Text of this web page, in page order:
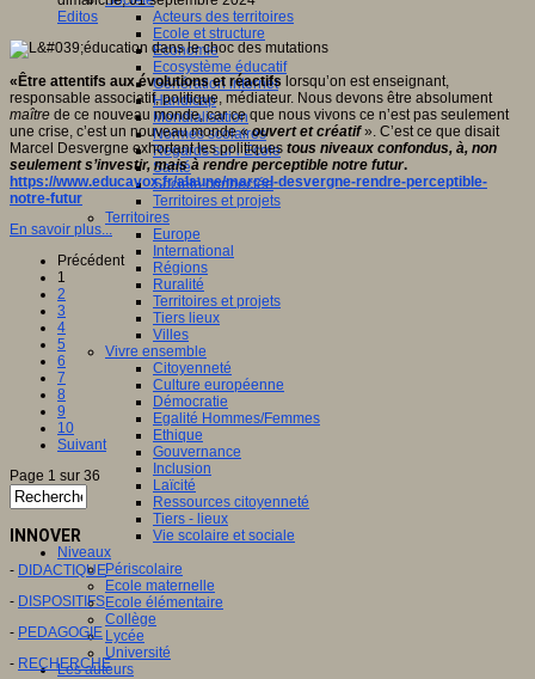
Acteurs des territoires
Ecole et structure
Economie
Ecosystème éducatif
Génération internet
Handicap
Mondialisation
Normes scolaires
Regards sur l’Ecole
Santé
Société connectée
Territoires et projets
Territoires
Europe
International
Régions
Ruralité
Territoires et projets
Tiers lieux
Villes
Vivre ensemble
Citoyenneté
Culture européenne
Démocratie
Egalité Hommes/Femmes
Ethique
Gouvernance
Inclusion
Laïcité
Ressources citoyenneté
Tiers - lieux
Vie scolaire et sociale
Niveaux
Périscolaire
Ecole maternelle
Ecole élémentaire
Collège
Lycée
Université
Les auteurs
Editos
«Être attentifs aux évolutions et réactifs lorsqu’on est enseignant,
responsable associatif, politique, médiateur. Nous devons être absolument
maître de ce nouveau monde, car ce que nous vivons ce n’est pas seulement
une crise, c’est un nouveau monde «ouvert et créatif». C’est ce que disait
Marcel Desvergne exhortant les politiques tous niveaux confondus, à, non
seulement s’investir, mais à rendre perceptible notre futur.
https://www.educavox.fr/alaune/marcel-desvergne-rendre-perceptible-
notre-futur
En savoir plus...
Précédent
1
2
3
4
5
6
7
8
9
10
Suivant
Page 1 sur 36
INNOVER
- DIDACTIQUE
- DISPOSITIFS
- PEDAGOGIE
- RECHERCHE